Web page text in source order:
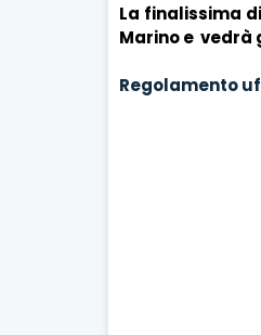
La finalissima
Marino e vedrà
Regolamento